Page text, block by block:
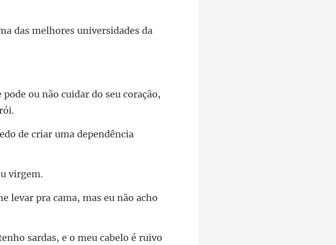
das melhores
pode ou não cuidar do seu coração,
de criar uma de
levar pra cama, mas eu não a
sardas, e